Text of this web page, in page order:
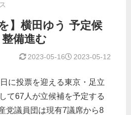
】横田ゆう 予定候
備進む
2023-05-12
2023-05-16
に投票を迎える東京・足立
て67人が立候補を予定する
党議員団は現有7議席から8